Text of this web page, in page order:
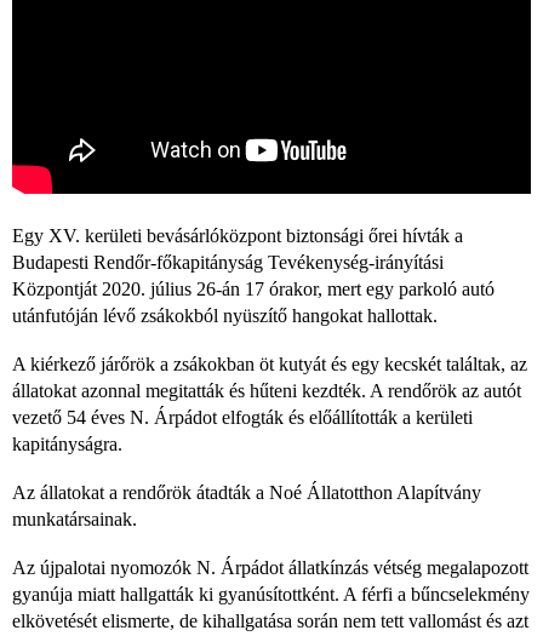
Egy XV. kerületi bevásárlóközpont biztonsági őrei hívták a
Budapesti Rendőr-főkapitányság Tevékenység-irányítási
Központját 2020. július 26-án 17 órakor, mert egy parkoló autó
utánfutóján lévő zsákokból nyüszítő hangokat hallottak.
A kiérkező járőrök a zsákokban öt kutyát és egy kecskét találtak, az
állatokat azonnal megitatták és hűteni kezdték. A rendőrök az autót
vezető 54 éves N. Árpádot elfogták és előállították a kerületi
kapitányságra.
Az állatokat a rendőrök átadták a Noé Állatotthon Alapítvány
munkatársainak.
Az újpalotai nyomozók N. Árpádot állatkínzás vétség megalapozott
gyanúja miatt hallgatták ki gyanúsítottként. A férfi a bűncselekmény
elkövetését elismerte, de kihallgatása során nem tett vallomást és azt